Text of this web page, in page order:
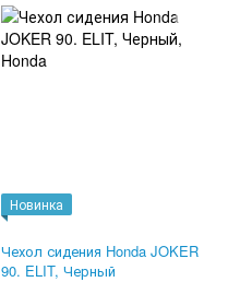
Новинка
Чехол сидения Honda JOKER
90. ELIT, Черный